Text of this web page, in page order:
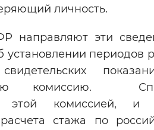
личность.
направляют эти
периодов
комиссию.
этой комиссией, и
стажа по